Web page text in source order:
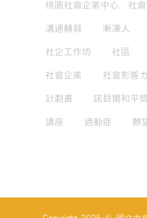
桃園社會企業中心，社
溝通輔具 漸凍人
社企工作坊 社區
社會企業 社會影響力
計劃書 諾貝爾和平獎
講座 過動症 麒